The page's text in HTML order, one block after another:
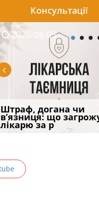
08-05
помер, але
залишилася: як
«на
08-04
за іншою
нов
Консультації
2026-08-05
Штраф, догана чи
в’язниця: що
лікарю за р
2026-07-30
При зарахуванні в
покарання днів
тримання пі